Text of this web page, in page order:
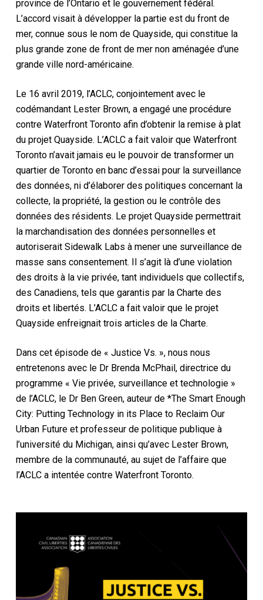
province de l’Ontario et le gouvernement fédéral.
L’accord visait à développer la partie est du front de
mer, connue sous le nom de Quayside, qui constitue la
plus grande zone de front de mer non aménagée d’une
grande ville nord-américaine.
Le 16 avril 2019, l’ACLC, conjointement avec le
codémandant Lester Brown, a engagé une procédure
contre Waterfront Toronto afin d’obtenir la remise à plat
du projet Quayside. L’ACLC a fait valoir que Waterfront
Toronto n’avait jamais eu le pouvoir de transformer un
quartier de Toronto en banc d’essai pour la surveillance
des données, ni d’élaborer des politiques concernant la
collecte, la propriété, la gestion ou le contrôle des
données des résidents. Le projet Quayside permettrait
la marchandisation des données personnelles et
autoriserait Sidewalk Labs à mener une surveillance de
masse sans consentement. Il s’agit là d’une violation
des droits à la vie privée, tant individuels que collectifs,
des Canadiens, tels que garantis par la Charte des
droits et libertés. L’ACLC a fait valoir que le projet
Quayside enfreignait trois articles de la Charte.
Dans cet épisode de « Justice Vs. », nous nous
entretenons avec le Dr Brenda McPhail, directrice du
programme « Vie privée, surveillance et technologie »
de l’ACLC, le Dr Ben Green, auteur de *The Smart Enough
City: Putting Technology in its Place to Reclaim Our
Urban Future et professeur de politique publique à
l’université du Michigan, ainsi qu’avec Lester Brown,
membre de la communauté, au sujet de l’affaire que
l’ACLC a intentée contre Waterfront Toronto.